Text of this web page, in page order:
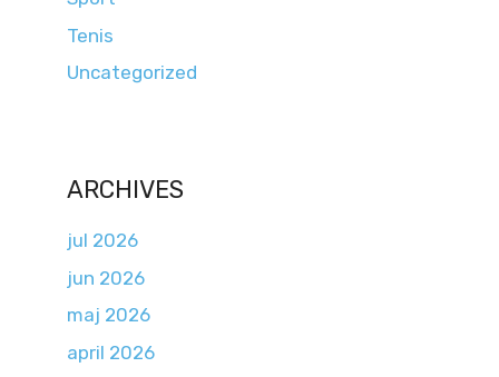
Tenis
Uncategorized
ARCHIVES
jul 2026
jun 2026
maj 2026
april 2026